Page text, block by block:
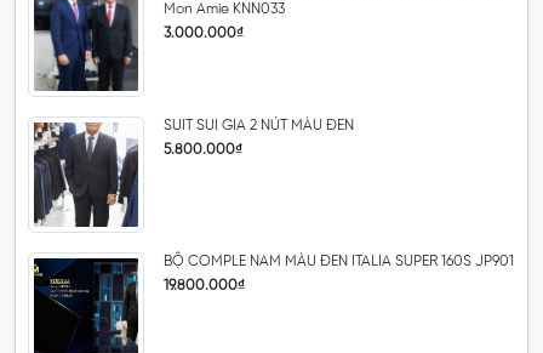
Mon Amie KNN033
3.000.000₫
SUIT SUI GIA 2 NÚT MÀU ĐEN
5.800.000₫
BỘ COMPLE NAM MÀU ĐEN ITALIA SUPER 160S JP901
19.800.000₫